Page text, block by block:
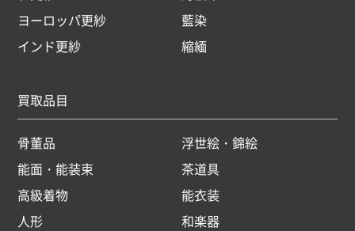
ヨーロッパ更紗
藍染
インド更紗
縮緬
買取品目
骨董品
浮世絵・錦絵
能面・能装束
茶道具
高級着物
能衣装
人形
和楽器